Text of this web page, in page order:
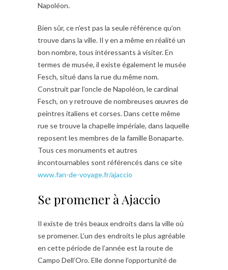
Napoléon.
Bien sûr, ce n’est pas la seule référence qu’on
trouve dans la ville. Il y en a même en réalité un
bon nombre, tous intéressants à visiter. En
termes de musée, il existe également le musée
Fesch, situé dans la rue du même nom.
Construit par l’oncle de Napoléon, le cardinal
Fesch, on y retrouve de nombreuses œuvres de
peintres italiens et corses. Dans cette même
rue se trouve la chapelle impériale, dans laquelle
reposent les membres de la famille Bonaparte.
Tous ces monuments et autres
incontournables sont référencés dans ce site
www.fan-de-voyage.fr/ajaccio
Se promener à Ajaccio
Il existe de très beaux endroits dans la ville où
se promener. L’un des endroits le plus agréable
en cette période de l’année est la route de
Campo Dell’Oro. Elle donne l’opportunité de